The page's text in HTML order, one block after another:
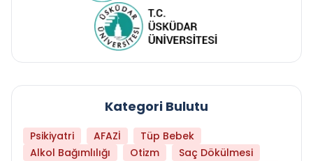
Kategori Bulutu
Psikiyatri AFAZİ
Tüp Bebek
Alkol Bağımlılığı
Otizm
Saç Dökülmesi